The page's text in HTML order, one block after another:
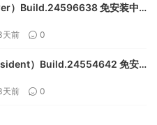
）Build.24596638 免安装中
天前 0
）Build.24554642 免安
天前 0